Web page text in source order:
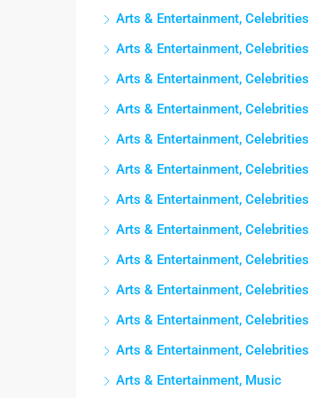
Arts & Entertainment, Celebrities
Arts & Entertainment, Celebrities
Arts & Entertainment, Celebrities
Arts & Entertainment, Celebrities
Arts & Entertainment, Celebrities
Arts & Entertainment, Celebrities
Arts & Entertainment, Celebrities
Arts & Entertainment, Celebrities
Arts & Entertainment, Celebrities
Arts & Entertainment, Celebrities
Arts & Entertainment, Celebrities
Arts & Entertainment, Celebrities
Arts & Entertainment, Music